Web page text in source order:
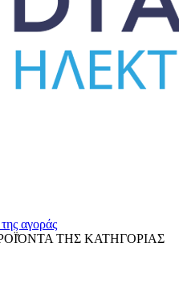
αγοράς
ΤΗΣ ΚΑΤΗΓΟΡΙΑΣ